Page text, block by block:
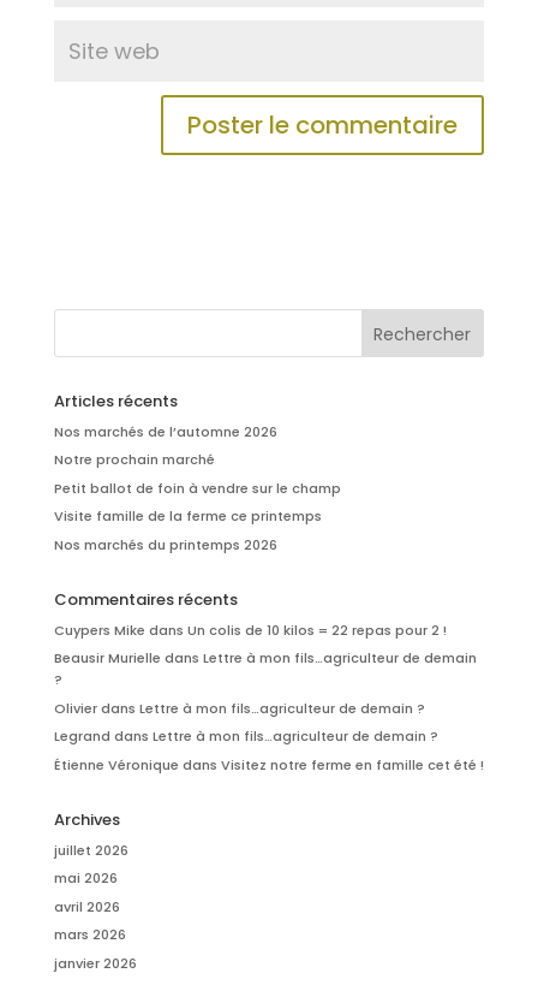
Articles récents
Nos marchés de l’automne 2026
Notre prochain marché
Petit ballot de foin à vendre sur le champ
Visite famille de la ferme ce printemps
Nos marchés du printemps 2026
Commentaires récents
Cuypers Mike dans Un colis de 10 kilos = 22 repas pour 2 !
Beausir Murielle dans Lettre à mon fils…agriculteur de demain
?
Olivierdans Lettre à mon fils…agriculteur de demain ?
Legrand dans Lettre à mon fils…agriculteur de demain ?
Étienne Véronique dans Visitez notre ferme en famille cet été !
Archives
juillet 2026
mai 2026
avril 2026
mars 2026
janvier 2026